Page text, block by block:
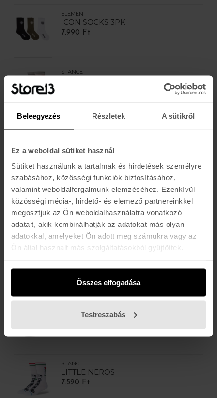
Beleegyezés Részletek A sütikről
Ez a weboldal sütiket használ
Sütiket használunk a tartalmak és hirdetések személyre
szabásához, közösségi funkciók biztosításához,
valamint weboldalforgalmunk elemzéséhez. Ezenkívül
közösségi média-, hirdető- és elemező partnereinkkel
megosztjuk az Ön weboldalhasználatra vonatkozó
adatait, akik kombinálhatják az adatokat más olyan
adatokkal, amelyeket Ön adott meg számukra vagy az
Ön által használt más szolgáltatásokból gyűjtöttek.
Összes elfogadása
Testreszabás
ELEMENT
ICON SOCKS 3PK
7.990 Ft
STANCE
STANCE
5.490 Ft
STANCE
GONE FISHIN CREW
5.490 Ft
STANCE
BOYD ST
STANCE
LITTLE NEROS
7.590 Ft